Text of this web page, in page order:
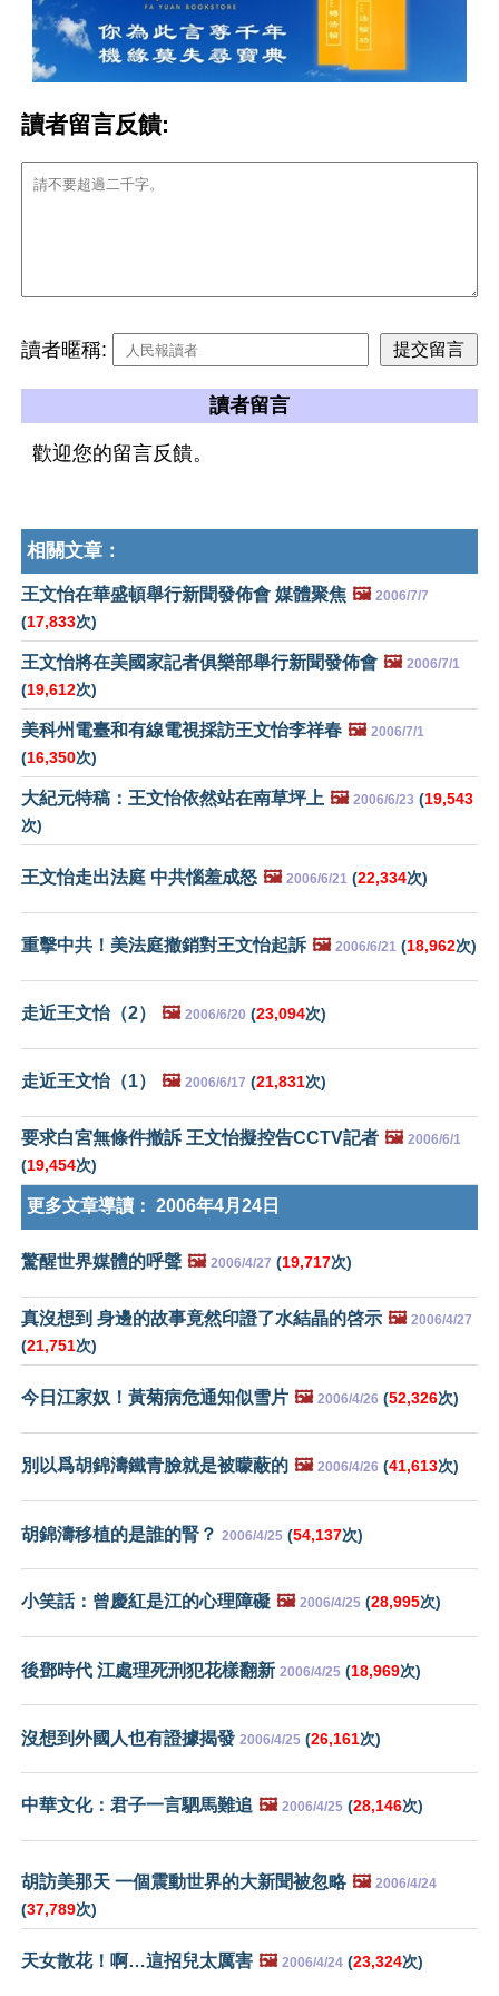
讀者留言反饋:
讀者暱稱:
讀者留言
歡迎您的留言反饋。
相關文章：
王文怡在華盛頓舉行新聞發佈會 媒體聚焦 🖼️ 2006/7/7
(17,833次)
王文怡將在美國家記者俱樂部舉行新聞發佈會 🖼️ 2006/7/1
(19,612次)
美科州電臺和有線電視採訪王文怡李祥春 🖼️ 2006/7/1
(16,350次)
大紀元特稿：王文怡依然站在南草坪上 🖼️ 2006/6/23 (19,543
次)
王文怡走出法庭 中共惱羞成怒 🖼️ 2006/6/21 (22,334次)
重擊中共！美法庭撤銷對王文怡起訴 🖼️ 2006/6/21 (18,962次)
走近王文怡（2） 🖼️ 2006/6/20 (23,094次)
走近王文怡（1） 🖼️ 2006/6/17 (21,831次)
要求白宮無條件撤訴 王文怡擬控告CCTV記者 🖼️ 2006/6/1
(19,454次)
更多文章導讀： 2006年4月24日
驚醒世界媒體的呼聲 🖼️ 2006/4/27 (19,717次)
真沒想到 身邊的故事竟然印證了水結晶的啓示 🖼️ 2006/4/27
(21,751次)
今日江家奴！黃菊病危通知似雪片 🖼️ 2006/4/26 (52,326次)
別以爲胡錦濤鐵青臉就是被矇蔽的 🖼️ 2006/4/26 (41,613次)
胡錦濤移植的是誰的腎？ 2006/4/25 (54,137次)
小笑話：曾慶紅是江的心理障礙 🖼️ 2006/4/25 (28,995次)
後鄧時代 江處理死刑犯花樣翻新 2006/4/25 (18,969次)
沒想到外國人也有證據揭發 2006/4/25 (26,161次)
中華文化：君子一言駟馬難追 🖼️ 2006/4/25 (28,146次)
胡訪美那天 一個震動世界的大新聞被忽略 🖼️ 2006/4/24
(37,789次)
天女散花！啊…這招兒太厲害 🖼️ 2006/4/24 (23,324次)